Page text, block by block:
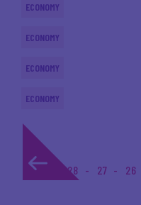
ECONOMY
ECONOMY
ECONOMY
ECONOMY
1... 28 27 26